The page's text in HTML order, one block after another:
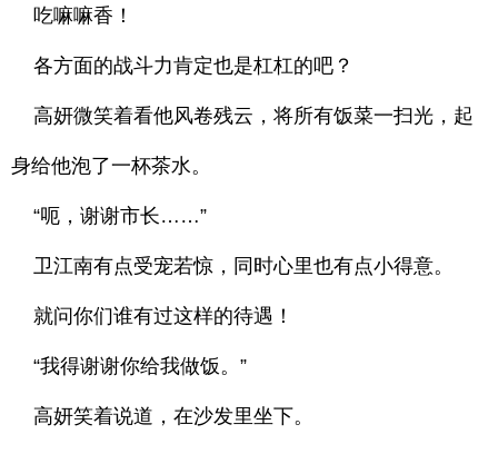
吃嘛嘛香！
各方面的战斗力肯定也是杠杠的吧？
高妍微笑着看他风卷残云，将所有饭菜一扫光，起
身给他泡了一杯茶水。
“呃，谢谢市长……”
卫江南有点受宠若惊，同时心里也有点小得意。
就问你们谁有过这样的待遇！
“我得谢谢你给我做饭。”
高妍笑着说道，在沙发里坐下。